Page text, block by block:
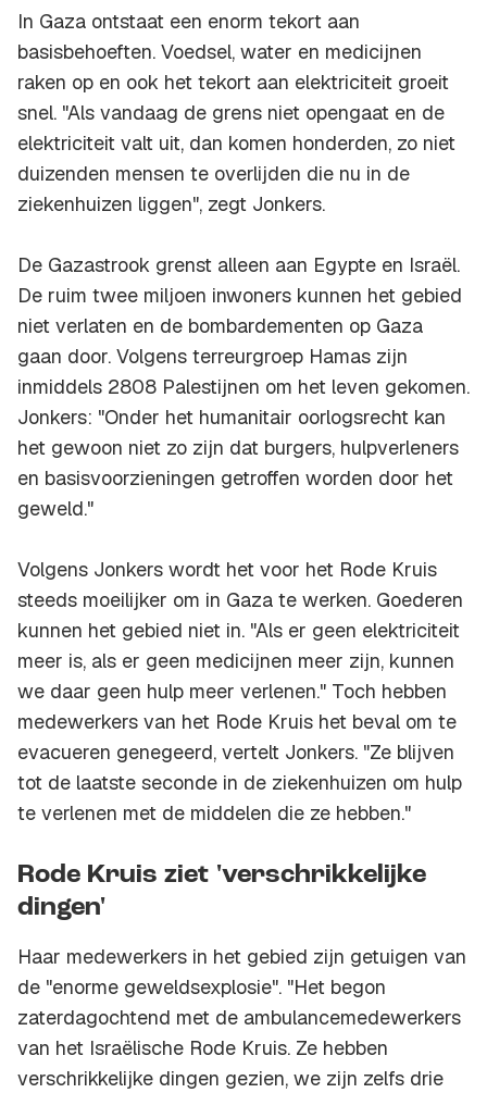
In Gaza ontstaat een enorm tekort aan
basisbehoeften. Voedsel, water en medicijnen
raken op en ook het tekort aan elektriciteit groeit
snel. "Als vandaag de grens niet opengaat en de
elektriciteit valt uit, dan komen honderden, zo niet
duizenden mensen te overlijden die nu in de
ziekenhuizen liggen", zegt Jonkers.
De Gazastrook grenst alleen aan Egypte en Israël.
De ruim twee miljoen inwoners kunnen het gebied
niet verlaten en de bombardementen op Gaza
gaan door. Volgens terreurgroep Hamas zijn
inmiddels 2808 Palestijnen om het leven gekomen.
Jonkers: "Onder het humanitair oorlogsrecht kan
het gewoon niet zo zijn dat burgers, hulpverleners
en basisvoorzieningen getroffen worden door het
geweld."
Volgens Jonkers wordt het voor het Rode Kruis
steeds moeilijker om in Gaza te werken. Goederen
kunnen het gebied niet in. "Als er geen elektriciteit
meer is, als er geen medicijnen meer zijn, kunnen
we daar geen hulp meer verlenen." Toch hebben
medewerkers van het Rode Kruis het beval om te
evacueren genegeerd, vertelt Jonkers. "Ze blijven
tot de laatste seconde in de ziekenhuizen om hulp
te verlenen met de middelen die ze hebben."
Rode Kruis ziet 'verschrikkelijke
dingen'
Haar medewerkers in het gebied zijn getuigen van
de "enorme geweldsexplosie". "Het begon
zaterdagochtend met de ambulancemedewerkers
van het Israëlische Rode Kruis. Ze hebben
verschrikkelijke dingen gezien, we zijn zelfs drie